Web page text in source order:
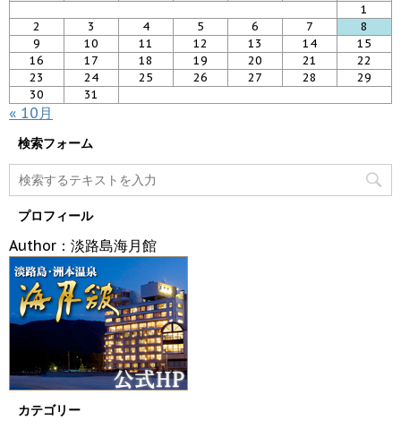
1
2
3 4 5 6 7
8
9
10 11 12 13 14
15
16
17 18 19 20 21
22
23
24 25 26 27 28
29
30
31
« 10月
検索フォーム
プロフィール
Author：淡路島海月館
カテゴリー